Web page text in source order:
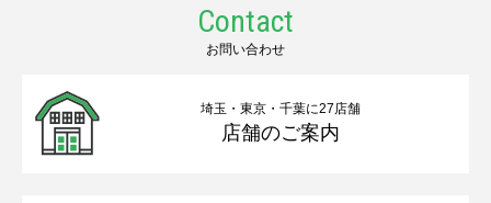
Contact
お問い合わせ
埼玉・東京・千葉に27店舗
店舗のご案内